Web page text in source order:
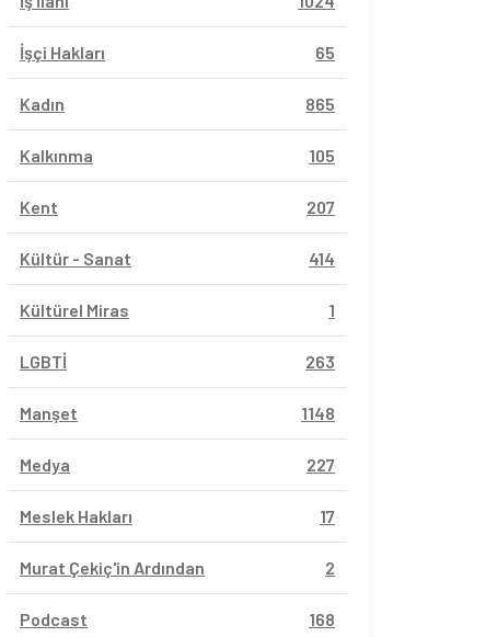
İşçi Hakları 65
Kadın 865
Kalkınma 105
Kent 207
Kültür - Sanat 414
Kültürel Miras 1
LGBTİ 263
Manşet 1148
Medya 227
Meslek Hakları 17
Murat Çekiç'in Ardından 2
Podcast 168